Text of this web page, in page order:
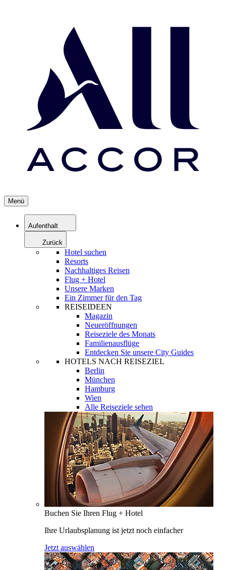
Menü
Aufenthalt
Zurück
Hotel suchen
Resorts
Nachhaltiges Reisen
Flug + Hotel
Unsere Marken
Ein Zimmer für den Tag
REISEIDEEN
Magazin
Neueröffnungen
Reiseziele des Monats
Familienausflüge
Entdecken Sie unsere City Guides
HOTELS NACH REISEZIEL
Berlin
München
Hamburg
Wien
Alle Reiseziele sehen
Buchen Sie Ihren Flug + Hotel
Ihre Urlaubsplanung ist jetzt noch einfacher
Jetzt auswählen